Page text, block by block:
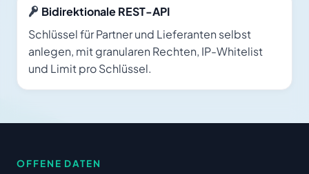
Bidirektionale REST-API
Schlüssel für Partner und Lieferanten selbst
anlegen, mit granularen Rechten, IP-Whitelist
und Limit pro Schlüssel.
OFFENE DATEN